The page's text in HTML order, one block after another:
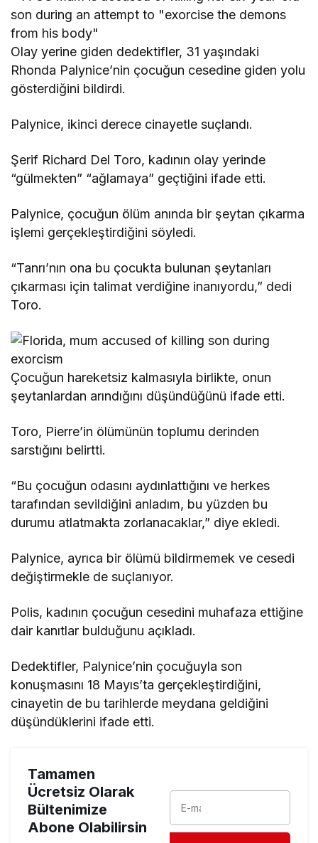
Olay yerine giden dedektifler, 31 yaşındaki
Rhonda Palynice’nin çocuğun cesedine giden yolu
gösterdiğini bildirdi.
Palynice, ikinci derece cinayetle suçlandı.
Şerif Richard Del Toro, kadının olay yerinde
“gülmekten” “ağlamaya” geçtiğini ifade etti.
Palynice, çocuğun ölüm anında bir şeytan çıkarma
işlemi gerçekleştirdiğini söyledi.
“Tanrı’nın ona bu çocukta bulunan şeytanları
çıkarması için talimat verdiğine inanıyordu,” dedi
Toro.
Çocuğun hareketsiz kalmasıyla birlikte, onun
şeytanlardan arındığını düşündüğünü ifade etti.
Toro, Pierre’in ölümünün toplumu derinden
sarstığını belirtti.
“Bu çocuğun odasını aydınlattığını ve herkes
tarafından sevildiğini anladım, bu yüzden bu
durumu atlatmakta zorlanacaklar,” diye ekledi.
Palynice, ayrıca bir ölümü bildirmemek ve cesedi
değiştirmekle de suçlanıyor.
Polis, kadının çocuğun cesedini muhafaza ettiğine
dair kanıtlar bulduğunu açıkladı.
Dedektifler, Palynice’nin çocuğuyla son
konuşmasını 18 Mayıs’ta gerçekleştirdiğini,
cinayetin de bu tarihlerde meydana geldiğini
düşündüklerini ifade etti.
Tamamen
Ücretsiz Olarak
Bültenimize
Abone Olabilirsin